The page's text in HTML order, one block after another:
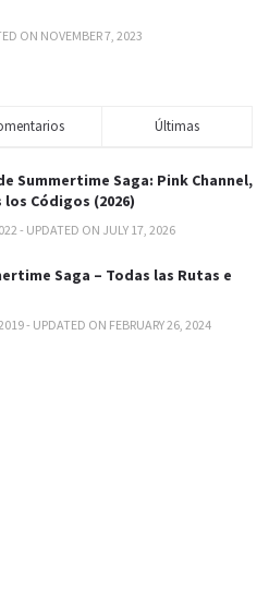
ON NOVEMBER 7, 2023
Últimas
Summertime Saga: Pink Channel,
Códigos (2026)
- UPDATED ON JULY 17, 2026
Saga – Todas las Rutas e
- UPDATED ON FEBRUARY 26, 2024